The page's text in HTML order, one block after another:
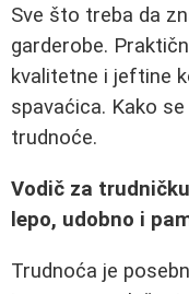
Sve što treba da
garderobe.
kvalitetne i jeftine
spavaćica. Kako
trudnoće.
Vodič za
lepo, udobno i
Trudnoća je